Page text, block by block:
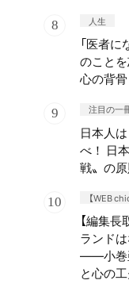
人生
「医者
のこと
心の背
注目の一
日本人は
べ！ 日
戦〟の
【WEB
【編集
ランド
——小巻
と心の